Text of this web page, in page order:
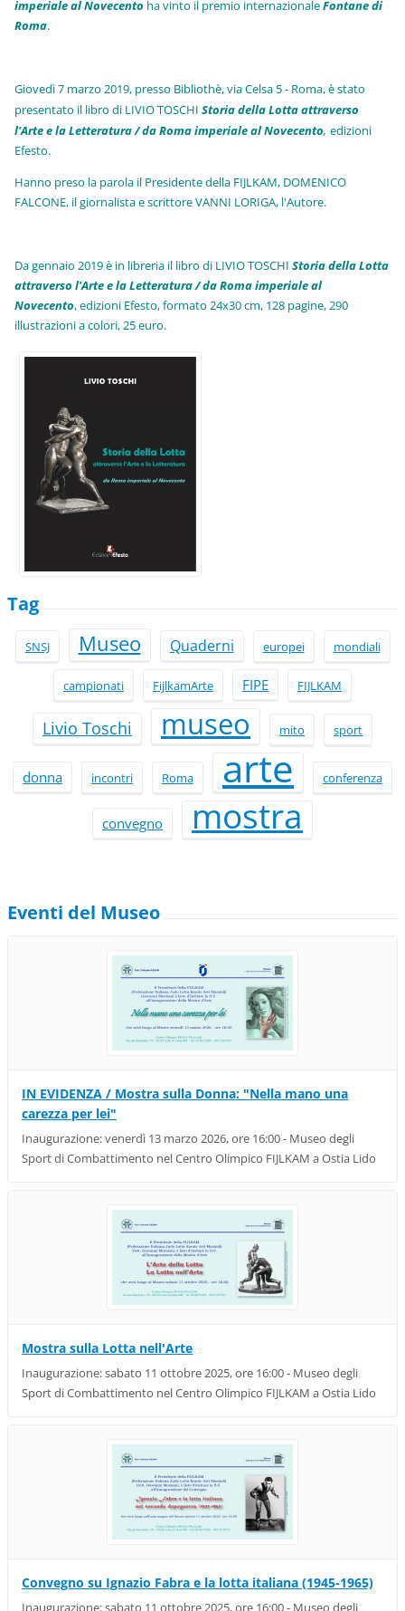
imperiale al Novecento ha vinto il premio internazionaleFontane di
Roma.
Giovedì 7 marzo 2019, presso Bibliothè, via Celsa 5 - Roma, è stato
presentato il libro di LIVIO TOSCHIStoria della Lotta attraverso
l'Arte e la Letteratura / da Roma imperiale al Novecento, edizioni
Efesto.
Hanno preso la parola il Presidente della FIJLKAM, DOMENICO
FALCONE, il giornalista e scrittore VANNI LORIGA, l'Autore.
Da gennaio 2019 è in libreria il libro di LIVIO TOSCHIStoria della Lotta
attraverso l'Arte e la Letteratura / da Roma imperiale al
Novecento, edizioni Efesto, formato 24x30 cm, 128 pagine, 290
illustrazioni a colori, 25 euro.
Tag
SNSJ Museo Quaderni europei mondiali
campionati FijlkamArte FIPE FIJLKAM
Livio Toschi museo mito sport
donna incontri Roma arte conferenza
convegno mostra
Eventi del Museo
IN EVIDENZA / Mostra sulla Donna: "Nella mano una
carezza per lei"
Inaugurazione: venerdì 13 marzo 2026, ore 16:00 - Museo degli
Sport di Combattimento nel Centro Olimpico FIJLKAM a Ostia Lido
Mostra sulla Lotta nell'Arte
Inaugurazione: sabato 11 ottobre 2025, ore 16:00 - Museo degli
Sport di Combattimento nel Centro Olimpico FIJLKAM a Ostia Lido
Convegno su Ignazio Fabra e la lotta italiana (1945-1965)
Inaugurazione: sabato 11 ottobre 2025, ore 16:00 - Museo degli